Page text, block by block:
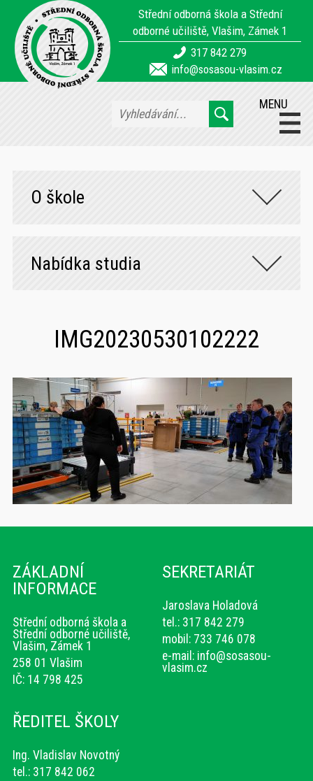
Střední odborná škola a Střední
odborné učiliště, Vlašim, Zámek 1
317 842 279
info@sosasou-vlasim.cz
MENU
O škole
Nabídka studia
IMG20230530102222
ZÁKLADNÍ
INFORMACE
Střední odborná škola a
Střední odborné učiliště,
Vlašim, Zámek 1
258 01 Vlašim
IČ: 14 798 425
SEKRETARIÁT
Jaroslava Holadová
tel.: 317 842 279
mobil: 733 746 078
e-mail: info@sosasou-
vlasim.cz
ŘEDITEL ŠKOLY
Ing. Vladislav Novotný
tel.: 317 842 062